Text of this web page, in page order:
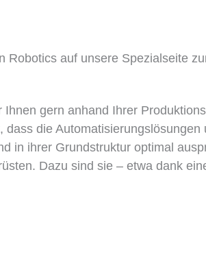
Robotics auf unsere Spezialseite
gern anhand Ihrer
die
in ihrer Grundstruktur optimal
Dazu sind sie – etwa dank